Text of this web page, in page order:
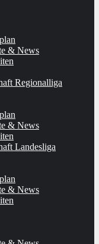
& News
Regionalliga
& News
Landesliga
& News